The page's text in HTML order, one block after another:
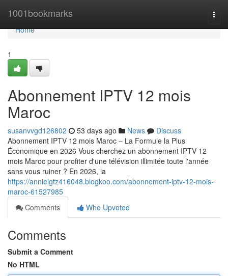
1001bookmarks
Home
Home
1
Abonnement IPTV 12 mois
Maroc
susanvvgd126802 53 days ago News
Discuss
Abonnement IPTV 12 mois Maroc – La Formule la Plus
Économique en 2026 Vous cherchez un abonnement IPTV 12
mois Maroc pour profiter d'une télévision illimitée toute l'année
sans vous ruiner ? En 2026, la
https://annielgtz416048.blogkoo.com/abonnement-iptv-12-mois-
maroc-61527985
Comments
Who Upvoted
Comments
Submit a Comment
No HTML